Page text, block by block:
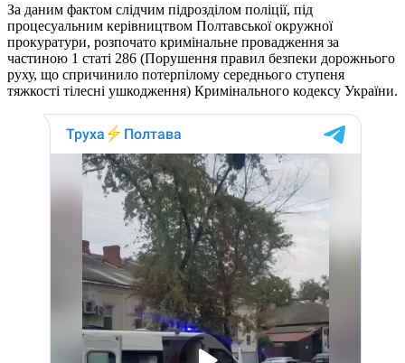
За даним фактом слідчим підрозділом поліції, під
процесуальним керівництвом Полтавської окружної
прокуратури, розпочато кримінальне провадження за
частиною 1 статі 286 (Порушення правил безпеки дорожнього
руху, що спричинило потерпілому середнього ступеня
тяжкості тілесні ушкодження) Кримінального кодексу України.